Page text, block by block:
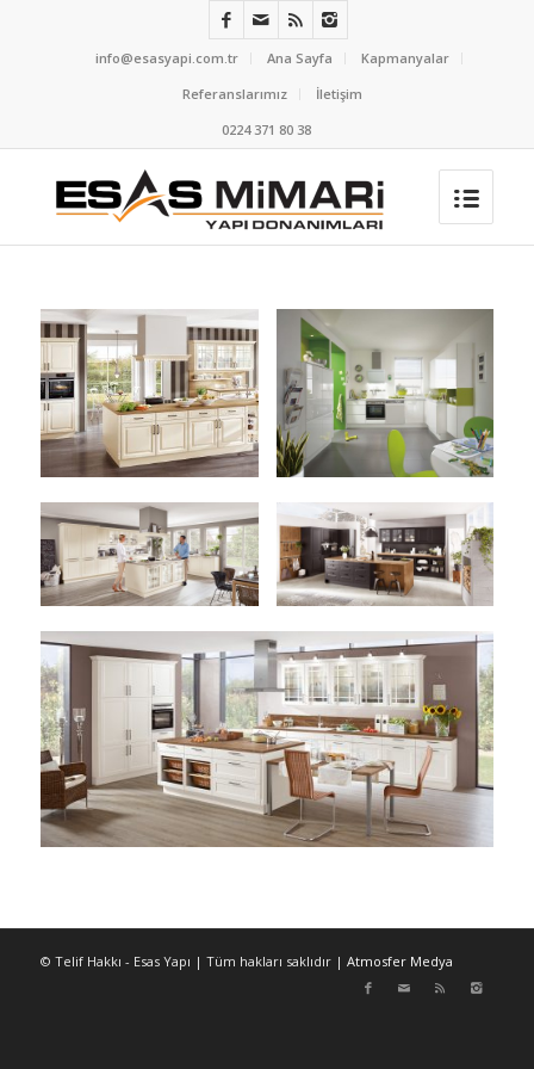
info@esasyapi.com.tr Ana Sayfa
Kapmanyalar
Referanslarımız
İletişim
0224 371 80 38
© Telif Hakkı - Esas Yapı | Tüm hakları saklıdır | Atmosfer Medya